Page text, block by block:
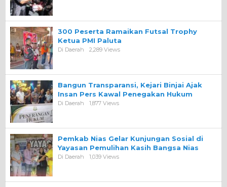
300 Peserta Ramaikan Futsal Trophy
Ketua PMI Paluta
Di Daerah 2,289 Views
Bangun Transparansi, Kejari Binjai Ajak
Insan Pers Kawal Penegakan Hukum
Di Daerah 1,877 Views
Pemkab Nias Gelar Kunjungan Sosial di
Yayasan Pemulihan Kasih Bangsa Nias
Di Daerah 1,039 Views